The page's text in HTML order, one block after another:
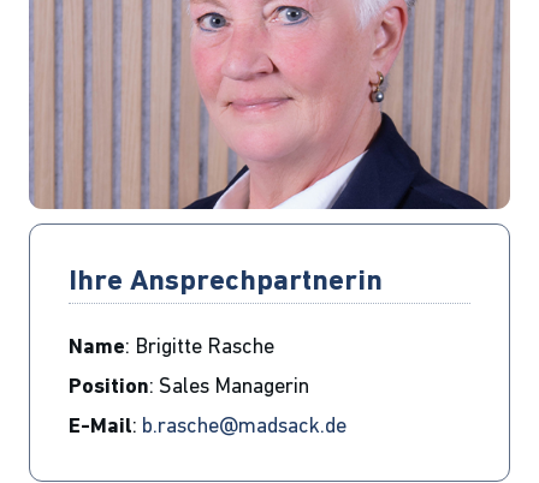
Ihre Ansprechpartnerin
Name: Brigitte Rasche
Position: Sales Managerin
E-Mail: b.rasche@madsack.de